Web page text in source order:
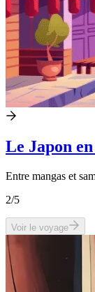
Le Japon
Entre mangas et
2/5
Voir le voyage